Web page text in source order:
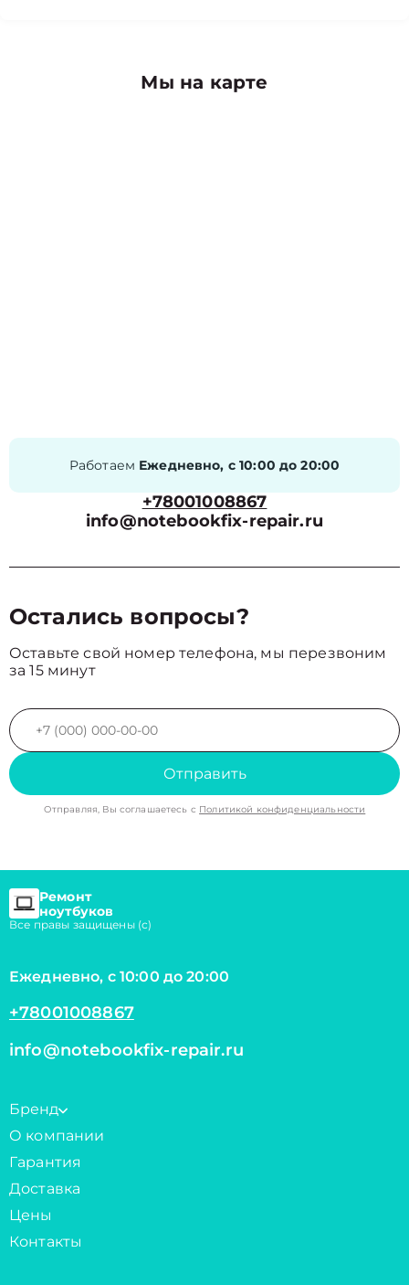
Мы на карте
Работаем Ежедневно, с 10:00 до 20:00
+78001008867
info@notebookfix-repair.ru
Остались вопросы?
Оставьте свой номер телефона, мы перезвоним
за 15 минут
Отправить
Отправляя, Вы соглашаетесь с Политикой конфиденциальности
Ремонт
ноутбуков
Все правы защищены (с)
Ежедневно, с 10:00 до 20:00
+78001008867
info@notebookfix-repair.ru
Бренд
О компании
Гарантия
Доставка
Цены
Контакты